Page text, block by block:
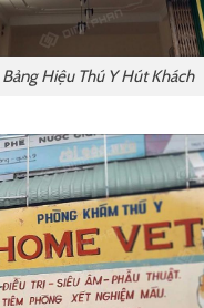
Hiệu Thú Y Hút Khách